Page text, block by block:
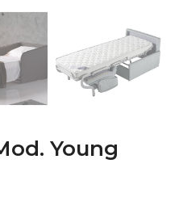
Young